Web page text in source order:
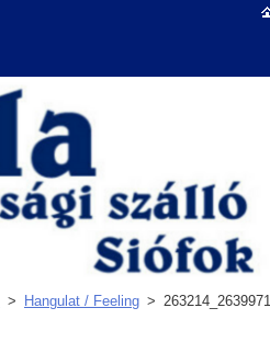
> Hangulat / Feeling >